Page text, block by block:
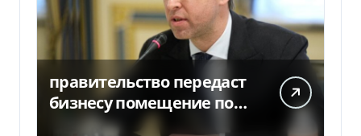
правительство передаст
бизнесу помещение под
склады